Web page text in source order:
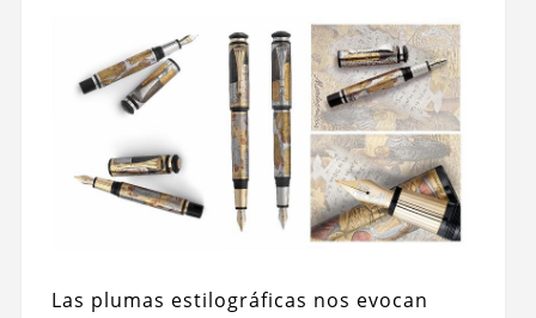
Las plumas estilográficas nos evocan